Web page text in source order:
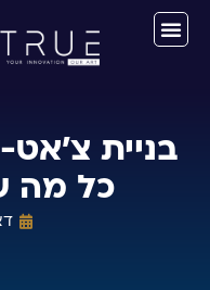
בניית
כל מה